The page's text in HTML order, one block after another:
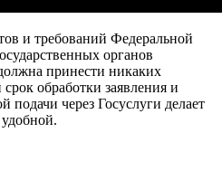
и требований Федеральной
органов
принести никаких
обработки заявления и
подачи через Госуслуги делает